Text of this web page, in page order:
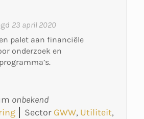
23 april 2020
palet aan financiële
onderzoek en
onbekend
Sector GWW, Utiliteit,